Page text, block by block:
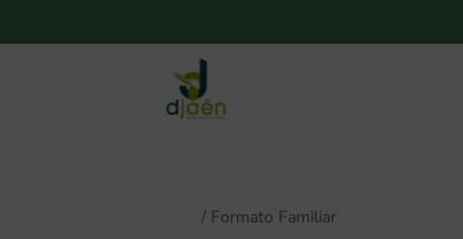
/ Formato Familiar